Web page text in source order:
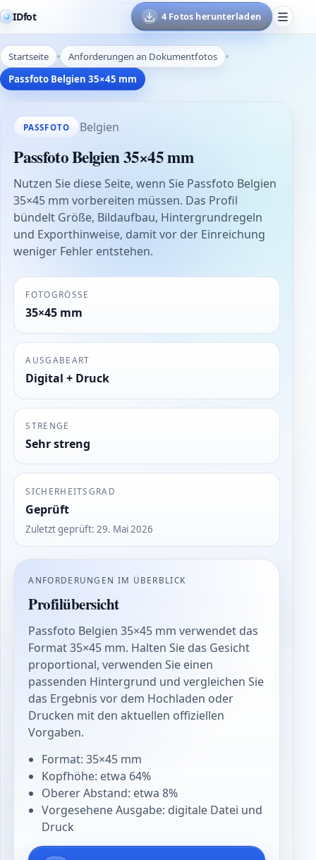
IDfot 4 Fotos herunterladen
Startseite
Anforderungen an Dokumentfotos
Passfoto Belgien 35×45 mm
PASSFOTO Belgien
Passfoto Belgien 35×45 mm
Nutzen Sie diese Seite, wenn Sie Passfoto Belgien
35×45 mm vorbereiten müssen. Das Profil
bündelt Größe, Bildaufbau, Hintergrundregeln
und Exporthinweise, damit vor der Einreichung
weniger Fehler entstehen.
FOTOGRÖSSE
35×45 mm
AUSGABEART
Digital + Druck
STRENGE
Sehr streng
SICHERHEITSGRAD
Geprüft
Zuletzt geprüft:29. Mai 2026
ANFORDERUNGEN IM ÜBERBLICK
Profilübersicht
Passfoto Belgien 35×45 mm verwendet das
Format 35×45 mm. Halten Sie das Gesicht
proportional, verwenden Sie einen
passenden Hintergrund und vergleichen Sie
das Ergebnis vor dem Hochladen oder
Drucken mit den aktuellen offiziellen
Vorgaben.
Format: 35×45 mm
Kopfhöhe: etwa 64%
Oberer Abstand: etwa 8%
Vorgesehene Ausgabe: digitale Datei und
Druck